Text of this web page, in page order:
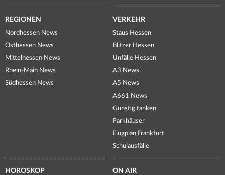
REGIONEN
Nordhessen News
Osthessen News
Mittelhessen News
Rhein-Main News
Südhessen News
VERKEHR
Staus Hessen
Blitzer Hessen
Unfälle Hessen
A3 News
A5 News
A661 News
Günstig tanken
Parkhäuser
Flugplan Frankfurt
Schulausfälle
HOROSKOP ON AIR